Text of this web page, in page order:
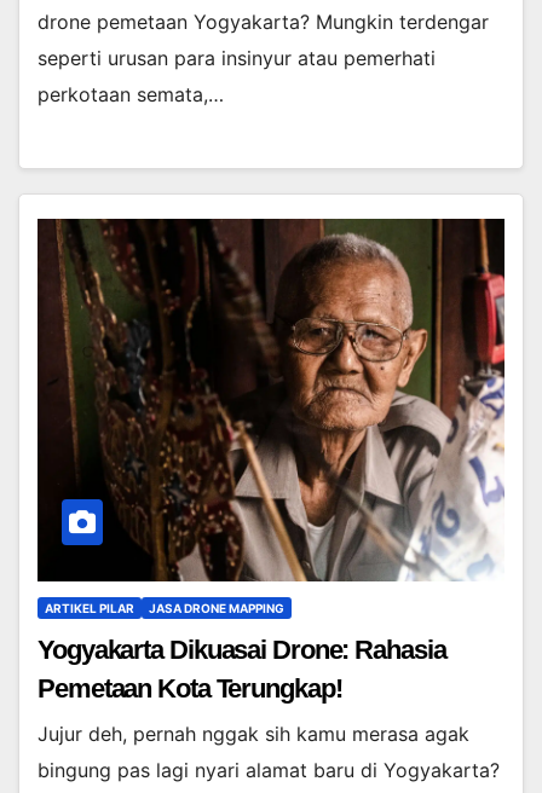
drone pemetaan Yogyakarta? Mungkin terdengar
seperti urusan para insinyur atau pemerhati
perkotaan semata,…
ARTIKEL PILAR JASA DRONE MAPPING
Yogyakarta Dikuasai Drone: Rahasia
Pemetaan Kota Terungkap!
Jujur deh, pernah nggak sih kamu merasa agak
bingung pas lagi nyari alamat baru di Yogyakarta?